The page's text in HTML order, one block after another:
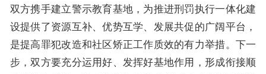
双方携手建立警示教育基地，为推进刑罚执行一体化建
设提供了资源互补、优势互学、发展共促的广阔平台，
是提高罪犯改造和社区矫正工作质效的有力举措。下一
步，双方要充分运用好、发挥好基地作用，形成衔接顺